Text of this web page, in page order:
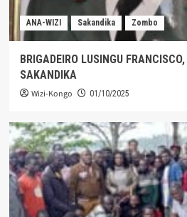
ANA-WIZI Sakandika Zombo
BRIGADEIRO LUSINGU
SAKANDIKA
Wizi-Kongo 01/10/2025